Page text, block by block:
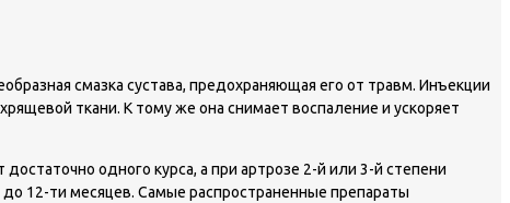
смазка сустава, предохраняющая его от травм. Инъекции
ткани. К тому же она снимает воспаление и ускоряет
одного курса, а при артрозе 2-й или 3-й степени
12-ти месяцев. Самые распространенные препараты